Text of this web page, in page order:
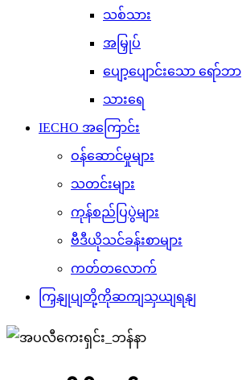
သစ်သား
အမြှုပ်
ပျော့ပျောင်းသော ရော်ဘာ
သားရေ
IECHO အကြောင်း
ဝန်ဆောင်မှုများ
သတင်းများ
ကုန်စည်ပြပွဲများ
ဗီဒီယိုသင်ခန်းစာများ
ကတ်တလောက်
ကြှနျုပျတို့ကိုဆကျသှယျရနျ